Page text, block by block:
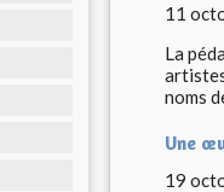
11
La
noms
Une
19